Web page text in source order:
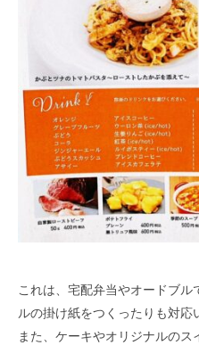
これは、宅配弁当やオードブ
ルの掛け紙をつくったりも対応
また、ケーキやオリジナルの